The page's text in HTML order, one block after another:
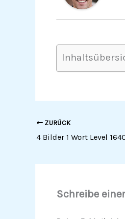
ZURÜCK
4 Bilder 1 Wort Level
Schreibe